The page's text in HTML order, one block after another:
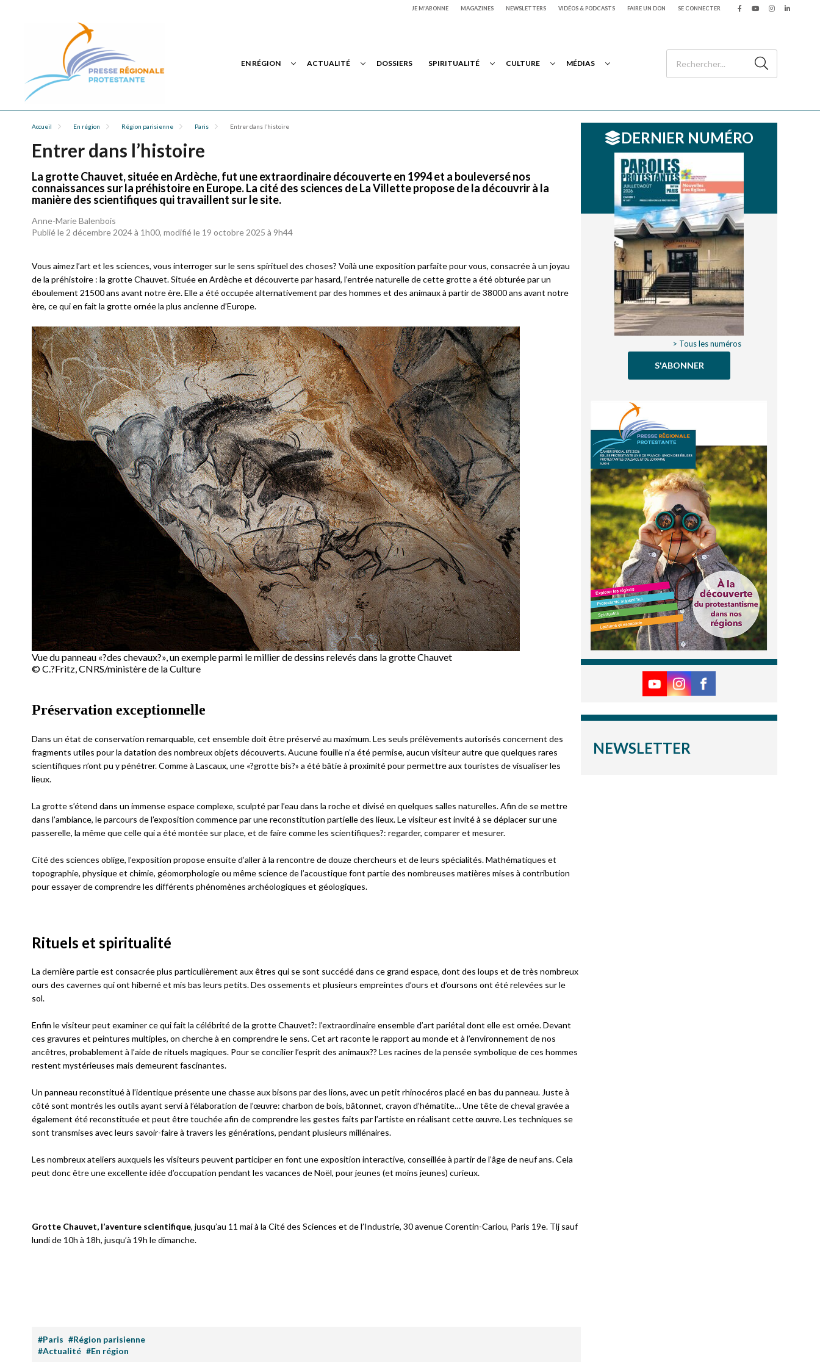
JE M'ABONNE MAGAZINES NEWSLETTERS VIDÉOS & PODCASTS FAIRE UN DON SE CONNECTER
EN RÉGION ACTUALITÉ DOSSIERS SPIRITUALITÉ CULTURE MÉDIAS
Accueil En région Région parisienne Paris Entrer dans l’histoire
Entrer dans l’histoire
La grotte Chauvet, située en Ardèche, fut une extraordinaire découverte en 1994 et a bouleversé nos
connaissances sur la préhistoire en Europe. La cité des sciences de La Villette propose de la découvrir à la
manière des scientifiques qui travaillent sur le site.
Anne-Marie Balenbois
Publié le 2 décembre 2024 à 1h00, modifié le 19 octobre 2025 à 9h44
Vous aimez l’art et les sciences, vous interroger sur le sens spirituel des choses? Voilà une exposition parfaite pour vous, consacrée à un joyau
de la préhistoire : la grotte Chauvet. Située en Ardèche et découverte par hasard, l’entrée naturelle de cette grotte a été obturée par un
éboulement 21500 ans avant notre ère. Elle a été occupée alternativement par des hommes et des animaux à partir de 38000 ans avant notre
ère, ce qui en fait la grotte ornée la plus ancienne d’Europe.
Vue du panneau «?des chevaux?», un exemple parmi le millier de dessins relevés dans la grotte Chauvet
© C.?Fritz, CNRS/ministère de la Culture
Préservation exceptionnelle
Dans un état de conservation remarquable, cet ensemble doit être préservé au maximum. Les seuls prélèvements autorisés concernent des
fragments utiles pour la datation des nombreux objets découverts. Aucune fouille n’a été permise, aucun visiteur autre que quelques rares
scientifiques n’ont pu y pénétrer. Comme à Lascaux, une «?grotte bis?» a été bâtie à proximité pour permettre aux touristes de visualiser les
lieux.
La grotte s’étend dans un immense espace complexe, sculpté par l’eau dans la roche et divisé en quelques salles naturelles. Afin de se mettre
dans l’ambiance, le parcours de l’exposition commence par une reconstitution partielle des lieux. Le visiteur est invité à se déplacer sur une
passerelle, la même que celle qui a été montée sur place, et de faire comme les scientifiques?: regarder, comparer et mesurer.
Cité des sciences oblige, l’exposition propose ensuite d’aller à la rencontre de douze chercheurs et de leurs spécialités. Mathématiques et
topographie, physique et chimie, géomorphologie ou même science de l’acoustique font partie des nombreuses matières mises à contribution
pour essayer de comprendre les différents phénomènes archéologiques et géologiques.
Rituels et spiritualité
La dernière partie est consacrée plus particulièrement aux êtres qui se sont succédé dans ce grand espace, dont des loups et de très nombreux
ours des cavernes qui ont hiberné et mis bas leurs petits. Des ossements et plusieurs empreintes d’ours et d’oursons ont été relevées sur le
sol.
Enfin le visiteur peut examiner ce qui fait la célébrité de la grotte Chauvet?: l’extraordinaire ensemble d’art pariétal dont elle est ornée. Devant
ces gravures et peintures multiples, on cherche à en comprendre le sens. Cet art raconte le rapport au monde et à l’environnement de nos
ancêtres, probablement à l’aide de rituels magiques. Pour se concilier l’esprit des animaux?? Les racines de la pensée symbolique de ces hommes
restent mystérieuses mais demeurent fascinantes.
Un panneau reconstitué à l’identique présente une chasse aux bisons par des lions, avec un petit rhinocéros placé en bas du panneau. Juste à
côté sont montrés les outils ayant servi à l’élaboration de l’œuvre: charbon de bois, bâtonnet, crayon d’hématite… Une tête de cheval gravée a
également été reconstituée et peut être touchée afin de comprendre les gestes faits par l’artiste en réalisant cette œuvre. Les techniques se
sont transmises avec leurs savoir-faire à travers les générations, pendant plusieurs millénaires.
Les nombreux ateliers auxquels les visiteurs peuvent participer en font une exposition interactive, conseillée à partir de l’âge de neuf ans. Cela
peut donc être une excellente idée d’occupation pendant les vacances de Noël, pour jeunes (et moins jeunes) curieux.
Grotte Chauvet, l’aventure scientifique, jusqu’au 11 mai à la Cité des Sciences et de l’Industrie, 30 avenue Corentin-Cariou, Paris 19e. Tlj sauf
lundi de 10h à 18h, jusqu’à 19h le dimanche.
#Paris #Région parisienne
#Actualité #En région
DERNIER NUMÉRO
> Tous les numéros
S'ABONNER
NEWSLETTER